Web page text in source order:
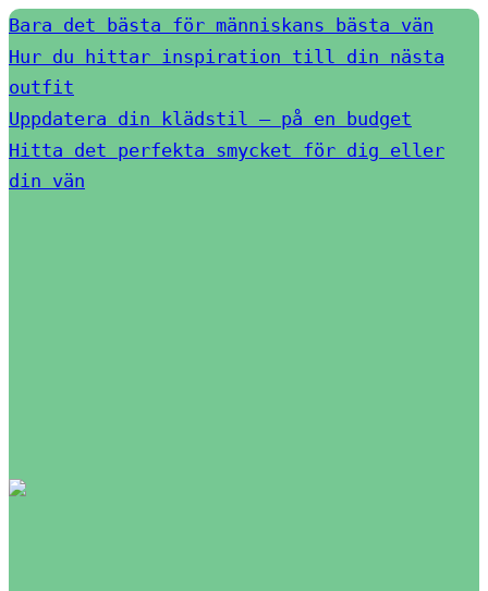
Bara det bästa för människans bästa vän
Hur du hittar inspiration till din nästa
outfit
Uppdatera din klädstil – på en budget
Hitta det perfekta smycket för dig eller
din vän